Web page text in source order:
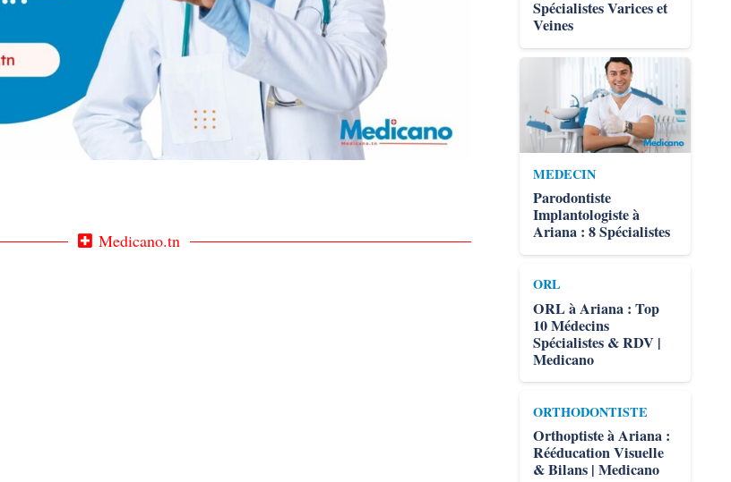
Medicano.tn
Spécialistes Varices et
Veines
MEDECIN
Parodontiste
Implantologiste à
Ariana : 8 Spécialistes
ORL
ORL à Ariana : Top
10 Médecins
Spécialistes & RDV |
Medicano
ORTHODONTISTE
Orthoptiste à Ariana :
Rééducation Visuelle
& Bilans | Medicano